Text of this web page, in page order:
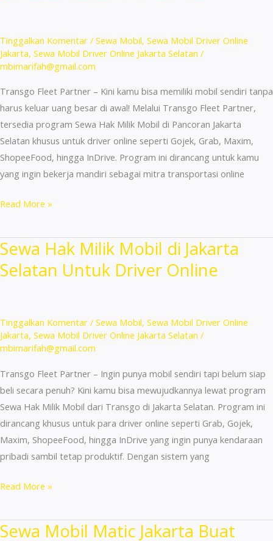
220k
di
Jakarta
Tinggalkan Komentar / Sewa Mobil, Sewa Mobil Driver Online
Jakarta, Sewa Mobil Driver Online Jakarta Selatan /
mbimarifah@gmail.com
Transgo Fleet Partner – Kini kamu bisa memiliki mobil sendiri tanpa
harus keluar uang besar di awal! Melalui Transgo Fleet Partner,
tersedia program Sewa Hak Milik Mobil di Pancoran Jakarta
Selatan khusus untuk driver online seperti Gojek, Grab, Maxim,
ShopeeFood, hingga InDrive. Program ini dirancang untuk kamu
yang ingin bekerja mandiri sebagai mitra transportasi online
Sewa
Milik
Mobil
di
Untuk
Driver
Online
Read More »
Sewa Hak Milik Mobil di Jakarta
Selatan Untuk Driver Online
Tinggalkan Komentar / Sewa Mobil, Sewa Mobil Driver Online
Jakarta, Sewa Mobil Driver Online Jakarta Selatan /
mbimarifah@gmail.com
Transgo Fleet Partner – Ingin punya mobil sendiri tapi belum siap
beli secara penuh? Kini kamu bisa mewujudkannya lewat program
Sewa Hak Milik Mobil dari Transgo di Jakarta Selatan. Program ini
dirancang khusus untuk para driver online seperti Grab, Gojek,
Maxim, ShopeeFood, hingga InDrive yang ingin punya kendaraan
pribadi sambil tetap produktif. Dengan sistem yang
Sewa
Milik
Mobil
Read More »
Sewa Mobil Matic Jakarta Buat